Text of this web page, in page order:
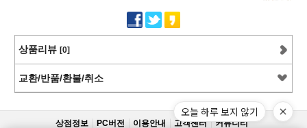
상품리뷰 [0]
교환/반품/환불/취소
상점정보 PC버전 이용안내 고객센터 커뮤니티
오늘 하루 보지 않기